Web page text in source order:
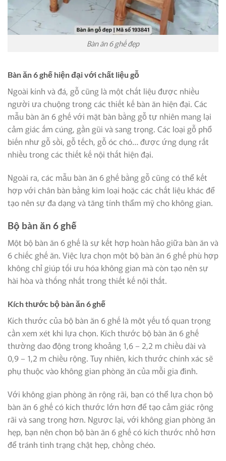
Bàn ăn 6 ghế đẹp
Bàn ăn 6 ghế hiện đại với chất liệu gỗ
Ngoài kính và đá, gỗ cũng là một chất liệu được nhiều
người ưa chuộng trong các thiết kế bàn ăn hiện đại. Các
mẫu bàn ăn 6 ghế với mặt bàn bằng gỗ tự nhiên mang lại
cảm giác ấm cúng, gần gũi và sang trọng. Các loại gỗ phổ
biến như gỗ sồi, gỗ tếch, gỗ óc chó… được ứng dụng rất
nhiều trong các thiết kế nội thất hiện đại.
Ngoài ra, các mẫu bàn ăn 6 ghế bằng gỗ cũng có thể kết
hợp với chân bàn bằng kim loại hoặc các chất liệu khác để
tạo nên sự đa dạng và tăng tính thẩm mỹ cho không gian.
Bộ bàn ăn 6 ghế
Một bộ bàn ăn 6 ghế là sự kết hợp hoàn hảo giữa bàn ăn và
6 chiếc ghế ăn. Việc lựa chọn một bộ bàn ăn 6 ghế phù hợp
không chỉ giúp tối ưu hóa không gian mà còn tạo nên sự
hài hòa và thống nhất trong thiết kế nội thất.
Kích thước bộ bàn ăn 6 ghế
Kích thước của bộ bàn ăn 6 ghế là một yếu tố quan trọng
cần xem xét khi lựa chọn. Kích thước bộ bàn ăn 6 ghế
thường dao động trong khoảng 1,6 – 2,2 m chiều dài và
0,9 – 1,2 m chiều rộng. Tuy nhiên, kích thước chính xác sẽ
phụ thuộc vào không gian phòng ăn của mỗi gia đình.
Với không gian phòng ăn rộng rãi, bạn có thể lựa chọn bộ
bàn ăn 6 ghế có kích thước lớn hơn để tạo cảm giác rộng
rãi và sang trọng hơn. Ngược lại, với không gian phòng ăn
hẹp, bạn nên chọn bộ bàn ăn 6 ghế có kích thước nhỏ hơn
để tránh tình trạng chật hẹp, chồng chéo.